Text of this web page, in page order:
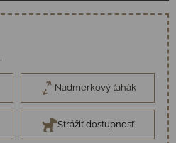
Nadmerkový ťahák
Strážiť dostupnosť